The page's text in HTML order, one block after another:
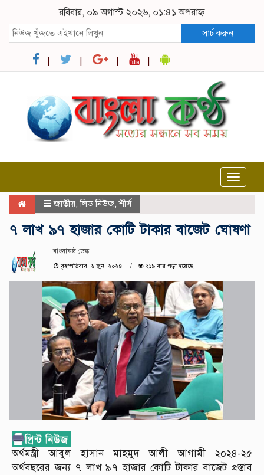
রবিবার, ০৯ অগাস্ট ২০২৬, ০১:৪১ অপরাহ্ন
সার্চ করুন
Toggle
জাতীয়,লিড নিউজ,শীর্ষ
৭ লাখ ৯৭ হাজার কোটি টাকার বাজেট ঘোষণা
বাংলাকণ্ঠ ডেস্ক
বৃহস্পতিবার, ৬ জুন, ২০২৪
২১৯ বার পড়া হয়েছে
অর্থমন্ত্রী আবুল হাসান মাহমুদ আলী আগামী ২০২৪-২৫
অর্থবছরের জন্য ৭ লাখ ৯৭ হাজার কোটি টাকার বাজেট প্রস্তাব